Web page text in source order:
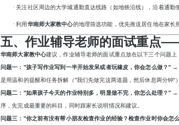
· 关注社区周边的大学城通勤直达线路（如地铁沿线），沿着通勤
· 利用华南师大家教中心的地理筛选功能，优先推送居住地在家长
五、作业辅导老师的面试重点——
华南师大家教中心建议，作业辅导老师的面试重点放在以下三个问题上
问题一： "孩子写作业写到一半开始发呆或者玩橡皮，你会怎么做？" →
是用温和的提醒和任务拆解（"我们先做完这两道题，然后休息两分钟"
问题二： "如果孩子今天的作业特别多，明显做不完，你怎么处理？" →
序，先完成最重要的科目，同时跟家长说明情况和建议。
问题三： "你之前有没有帮小朋友检查作业的经验？检查作业时你会怎